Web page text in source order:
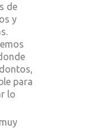
de
y
para
lo